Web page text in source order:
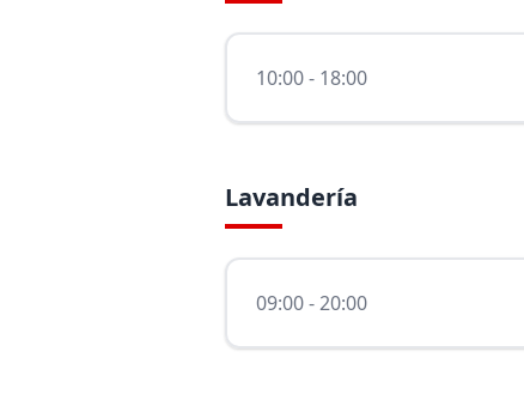
10:00 - 18:00
Lavandería
09:00 - 20:00